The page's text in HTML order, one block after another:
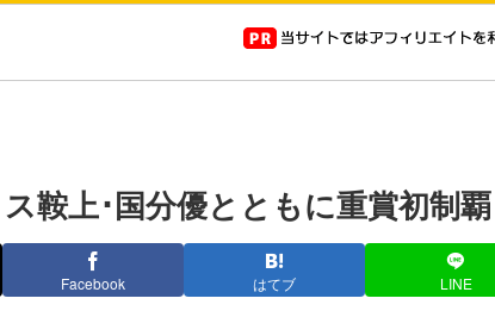
鞍上･国分優とともに重賞初制覇
Facebook はてブ LINE